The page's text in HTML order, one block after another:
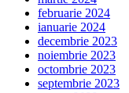
februarie 2024
ianuarie 2024
decembrie 2023
noiembrie 2023
octombrie 2023
septembrie 2023